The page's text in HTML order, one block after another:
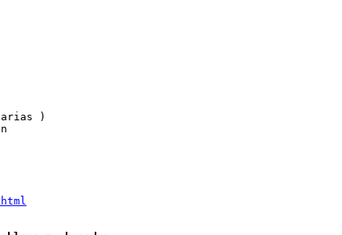
)